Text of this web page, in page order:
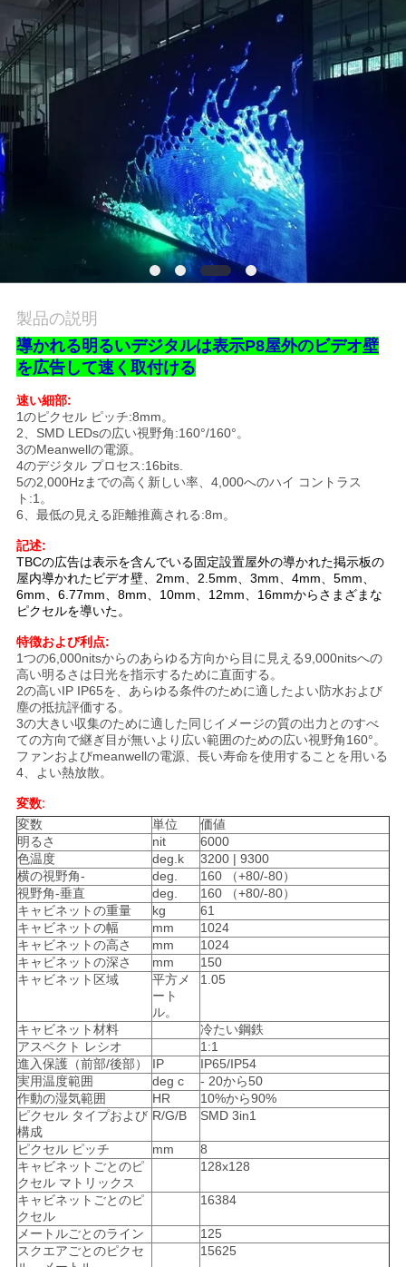
工
場
旅
行
品
質
ニ
ュ
ー
ス
サ
イ
ト
マ
ッ
プ
プ
ラ
イ
バ
シ
ー
規
約
製品の説明
導かれる明るいデジタルは表示P8屋外のビデオ壁
を広告して速く取付ける
速い細部:
1のピクセル ピッチ:8mm。
2、SMD LEDsの広い視野角:160°/160°。
3のMeanwellの電源。
4のデジタル プロセス:16bits.
5の2,000Hzまでの高く新しい率、4,000へのハイ コントラス
ト:1。
6、最低の見える距離推薦される:8m。
記述:
TBCの広告は表示を含んでいる固定設置屋外の導かれた掲示板の
屋内導かれたビデオ壁、2mm、2.5mm、3mm、4mm、5mm、
6mm、6.77mm、8mm、10mm、12mm、16mmからさまざまな
ピクセルを導いた。
特徴および利点:
1つの6,000nitsからのあらゆる方向から目に見える9,000nitsへの
高い明るさは日光を指示するために直面する。
2の高いIP IP65を、あらゆる条件のために適したよい防水および
塵の抵抗評価する。
3の大きい収集のために適した同じイメージの質の出力とのすべ
ての方向で継ぎ目が無いより広い範囲のための広い視野角160°。
ファンおよびmeanwellの電源、長い寿命を使用することを用いる
4、よい熱放散。
変数:
変数
単位
価値
明るさ
nit
6000
色温度
deg.k
3200 | 9300
横の視野角-
deg.
160 （+80/-80）
視野角-垂直
deg.
160 （+80/-80）
キャビネットの重量
kg
61
キャビネットの幅
mm
1024
キャビネットの高さ
mm
1024
キャビネットの深さ
mm
150
キャビネット区域
平方メ
ート
ル。
1.05
キャビネット材料
冷たい鋼鉄
アスペクト レシオ
1:1
進入保護（前部/後部）
IP
IP65/IP54
実用温度範囲
deg c
- 20から50
作動の湿気範囲
HR
10%から90%
ピクセル タイプおよび
構成
R/G/B SMD 3in1
ピクセル ピッチ mm
8
キャビネットごとのピ
クセル マトリックス
128x128
キャビネットごとのピ
クセル
16384
メートルごとのライン
125
スクエアごとのピクセ
15625